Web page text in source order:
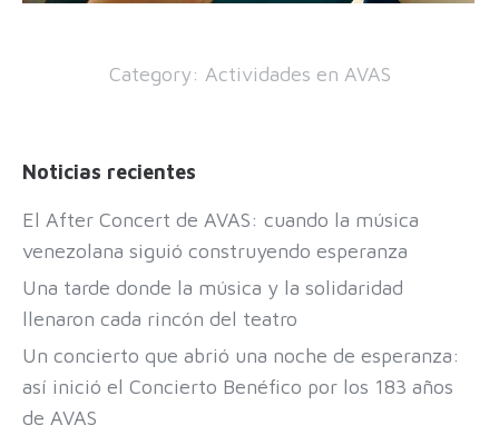
Category: Actividades en AVAS
Noticias recientes
El After Concert de AVAS: cuando la música
venezolana siguió construyendo esperanza
Una tarde donde la música y la solidaridad
llenaron cada rincón del teatro
Un concierto que abrió una noche de esperanza:
así inició el Concierto Benéfico por los 183 años
de AVAS